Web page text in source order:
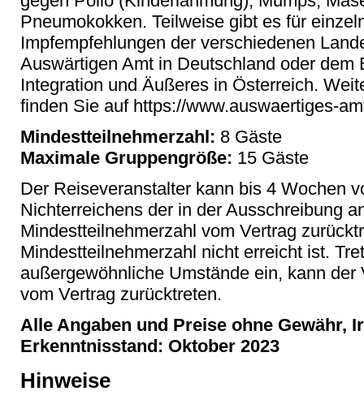
Pneumokokken. Teilweise gibt es für
Impfempfehlungen der verschiedenen
Auswärtigen Amt in Deutschland oder dem
Integration und Äußeres in Österreich.
finden Sie auf https://www.auswaertiges-
Mindestteilnehmerzahl: 8 Gäste
Maximale Gruppengröße: 15 Gäste
Der Reiseveranstalter kann bis 4 Wochen
Nichterreichens der in der Ausschreibung
Mindestteilnehmerzahl vom Vertrag
Mindestteilnehmerzahl nicht erreicht ist.
außergewöhnliche Umstände ein, kann
vom Vertrag zurücktreten.
Alle Angaben und Preise ohne Gewähr,
Erkenntnisstand: Oktober 2023
Hinweise